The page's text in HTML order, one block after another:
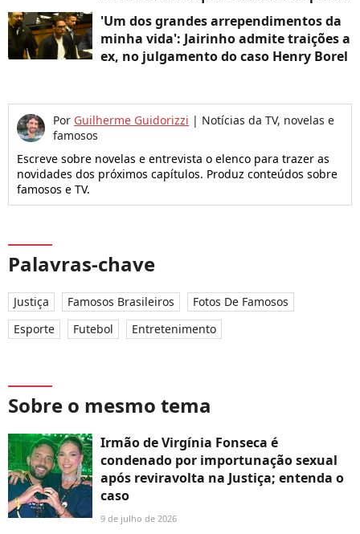
'Um dos grandes arrependimentos da
minha vida': Jairinho admite traições a
ex, no julgamento do caso Henry Borel
Por Guilherme Guidorizzi | Notícias da TV, novelas e
famosos
Escreve sobre novelas e entrevista o elenco para trazer as
novidades dos próximos capítulos. Produz conteúdos sobre
famosos e TV.
Palavras-chave
Justiça Famosos Brasileiros
Fotos De Famosos
Esporte
Futebol Entretenimento
Sobre o mesmo tema
Irmão de Virgínia Fonseca é
condenado por importunação sexual
após reviravolta na Justiça; entenda o
caso
9 de julho de 2026